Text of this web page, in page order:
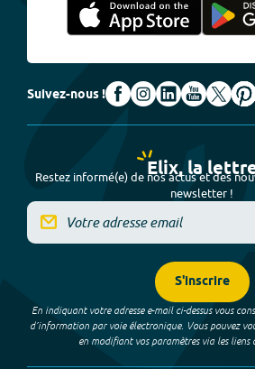
Suivez-nous !
Elix, la
Restez informé(e) de nos actus et des
newsletter !
S'inscrire
En indiquant votre adresse e-mail ci-dessus vous
d’information par voie électronique. Vous pouvez
en modifiant vos paramètres via les liens